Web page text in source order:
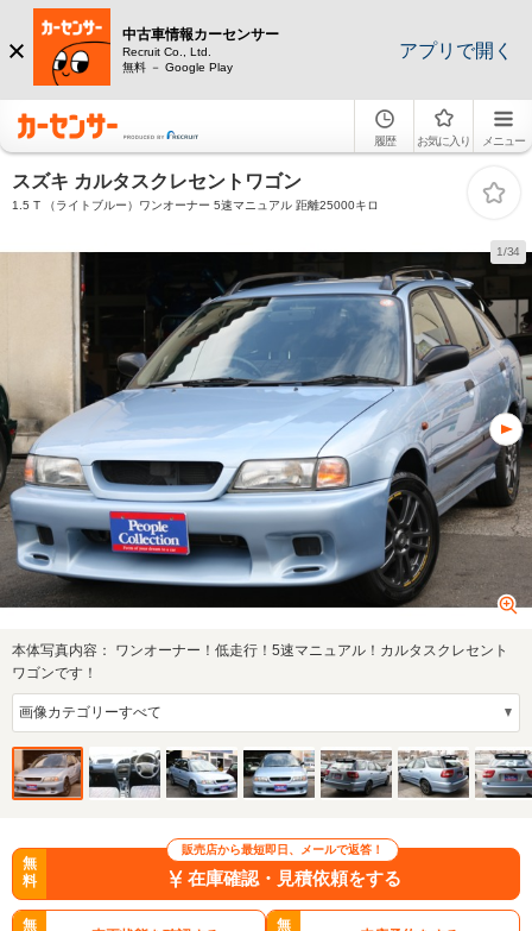
中古車情報カーセンサー
Recruit Co., Ltd.
無料 － Google Play
アプリで開く
履歴 お気に入り メニュー
スズキ カルタスクレセントワゴン
1.5 T （ライトブルー）ワンオーナー 5速マニュアル 距離25000キロ
1/34
本体写真内容： ワンオーナー！低走行！5速マニュアル！カルタスクレセント
ワゴンです！
販売店から最短即日、メールで返答！
無
料
在庫確認・見積依頼をする
無
無